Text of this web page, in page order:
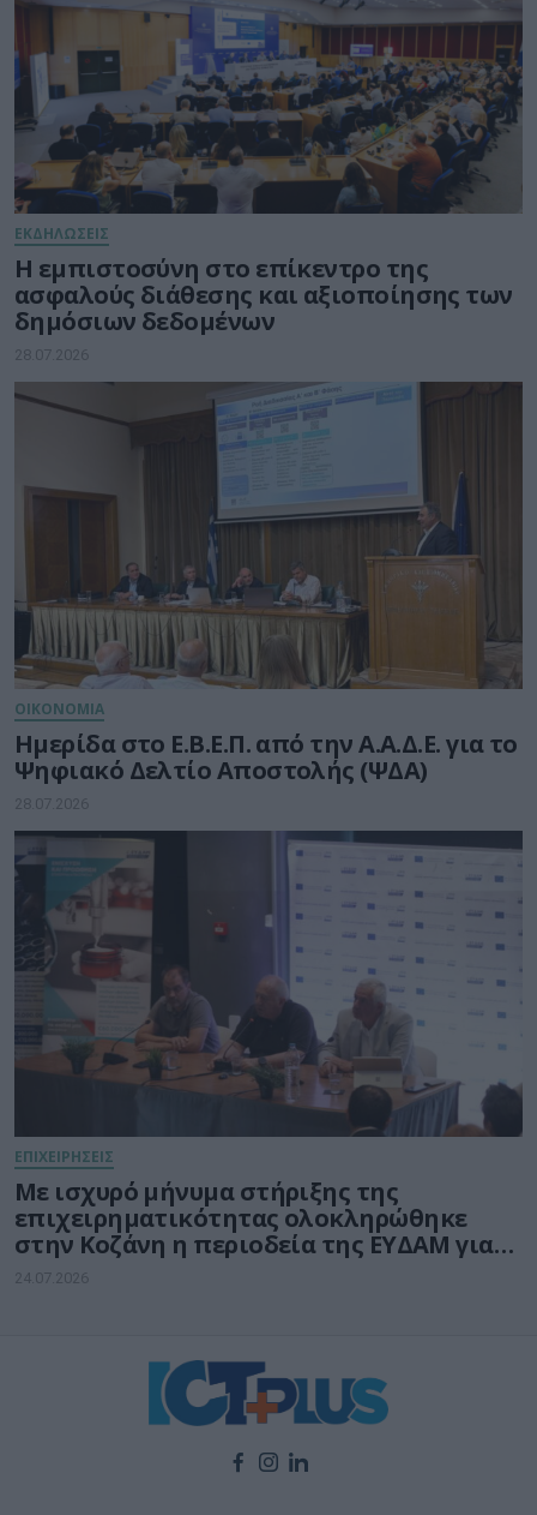
ΕΚΔΗΛΩΣΕΙΣ
Η εμπιστοσύνη στο επίκεντρο της
ασφαλούς διάθεσης και αξιοποίησης των
δημόσιων δεδομένων
28.07.2026
ΟΙΚΟΝΟΜΙΑ
Ημερίδα στο Ε.Β.Ε.Π. από την Α.Α.Δ.Ε. για το
Ψηφιακό Δελτίο Αποστολής (ΨΔΑ)
28.07.2026
ΕΠΙΧΕΙΡΗΣΕΙΣ
Με ισχυρό μήνυμα στήριξης της
επιχειρηματικότητας ολοκληρώθηκε
στην Κοζάνη η περιοδεία της ΕΥΔΑΜ για
τις νέες δράσεις ύψους 140 εκατ. ευρώ
24.07.2026